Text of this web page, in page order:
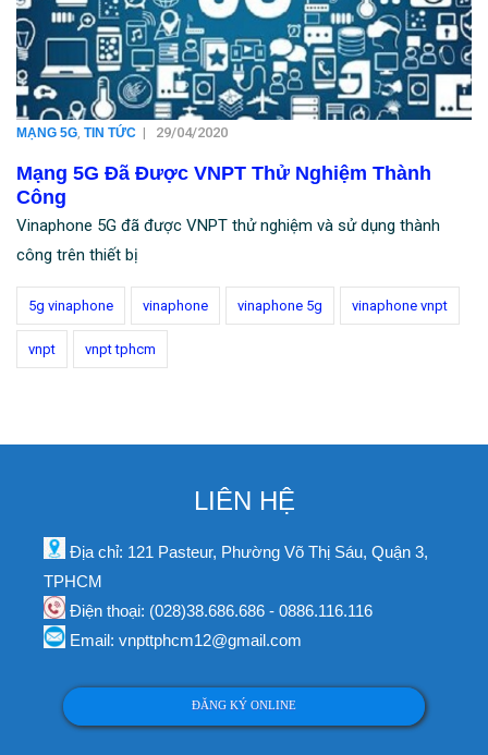
MẠNG 5G TIN TỨC | 29/04/2020
Mạng 5G Đã Được VNPT Thử Nghiệm Thành
Công
Vinaphone 5G đã được VNPT thử nghiệm và sử dụng thành
công trên thiết bị
5g vinaphone vinaphone vinaphone 5g vinaphone vnpt
vnpt vnpt tphcm
LIÊN HỆ
Địa chỉ: 121 Pasteur, Phường Võ Thị Sáu, Quận 3,
TPHCM
Điện thoại: (028)38.686.686 - 0886.116.116
Email: vnpttphcm12@gmail.com
ĐĂNG KÝ ONLINE